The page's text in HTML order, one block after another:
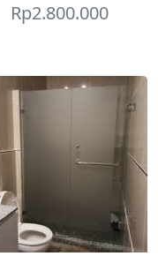
Rp2.800.000